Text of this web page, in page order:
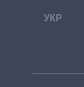
УКР